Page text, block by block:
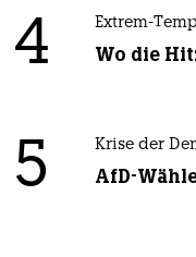
4 Extrem-
Wo die
5 Krise der
AfD-